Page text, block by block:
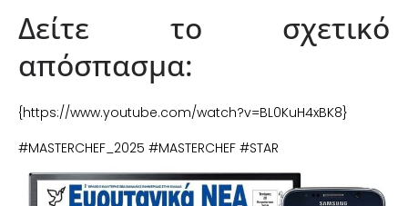
Δείτε το σχετικό
απόσπασμα:
{https://www.youtube.com/watch?v=BL0KuH4xBK8}
#MASTERCHEF_2025 #MASTERCHEF #STAR